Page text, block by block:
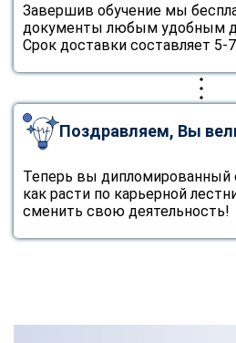
Завершив обучение мы
документы любым удобным
Срок доставки составляет 5-
Поздравляем, Вы
Теперь вы дипломированный
как расти по карьерной
сменить свою деятельность!